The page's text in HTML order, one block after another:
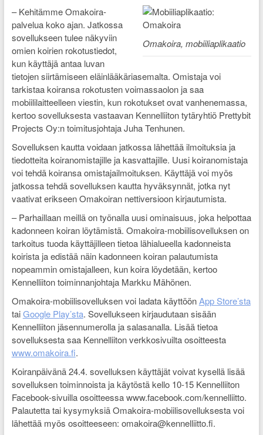
Omakoira, mobiiliaplikaatio
– Kehitämme Omakoira-
palvelua koko ajan. Jatkossa
sovellukseen tulee näkyviin
omien koirien rokotustiedot,
kun käyttäjä antaa luvan
tietojen siirtämiseen eläinlääkäriasemalta. Omistaja voi
tarkistaa koiransa rokotusten voimassaolon ja saa
mobiililaitteelleen viestin, kun rokotukset ovat vanhenemassa,
kertoo sovelluksesta vastaavan Kennelliiton tytäryhtiö Prettybit
Projects Oy:n toimitusjohtaja Juha Tenhunen.
Sovelluksen kautta voidaan jatkossa lähettää ilmoituksia ja
tiedotteita koiranomistajille ja kasvattajille. Uusi koiranomistaja
voi tehdä koiransa omistajailmoituksen. Käyttäjä voi myös
jatkossa tehdä sovelluksen kautta hyväksynnät, jotka nyt
vaativat erikseen Omakoiran nettiversioon kirjautumista.
– Parhaillaan meillä on työnalla uusi ominaisuus, joka helpottaa
kadonneen koiran löytämistä. Omakoira-mobiilisovelluksen on
tarkoitus tuoda käyttäjilleen tietoa lähialueella kadonneista
koirista ja edistää näin kadonneen koiran palautumista
nopeammin omistajalleen, kun koira löydetään, kertoo
Kennelliiton toiminnanjohtaja Markku Mähönen.
Omakoira-mobiilisovelluksen voi ladata käyttöönApp Store’sta
taiGoogle Play’sta. Sovellukseen kirjaudutaan sisään
Kennelliiton jäsennumerolla ja salasanalla. Lisää tietoa
sovelluksesta saa Kennelliiton verkkosivuilta osoitteesta
www.omakoira.fi.
Koiranpäivänä 24.4. sovelluksen käyttäjät voivat kysellä lisää
sovelluksen toiminnoista ja käytöstä kello 10-15 Kennelliiton
Facebook-sivuilla osoitteessa www.facebook.com/kennelliitto.
Palautetta tai kysymyksiä Omakoira-mobiilisovelluksesta voi
lähettää myös osoitteeseen: omakoira@kennelliitto.fi.